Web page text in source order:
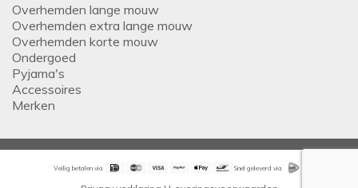
Overhemden lange mouw
Overhemden extra lange mouw
Overhemden korte mouw
Ondergoed
Pyjama's
Accessoires
Merken
Veilig betalen via Snel geleverd via